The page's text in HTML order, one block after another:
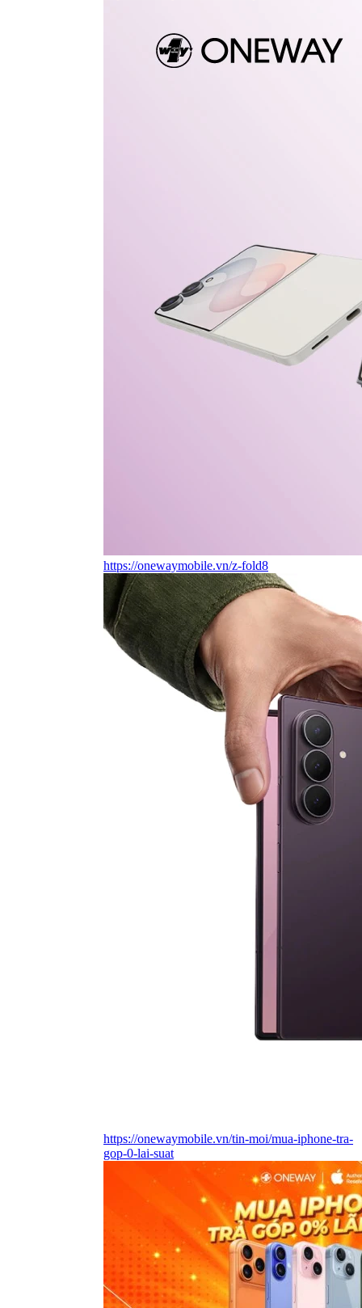
https://onewaymobile.vn/z-fold8
https://onewaymobile.vn/tin-moi/mua-iphone-tra-
gop-0-lai-suat